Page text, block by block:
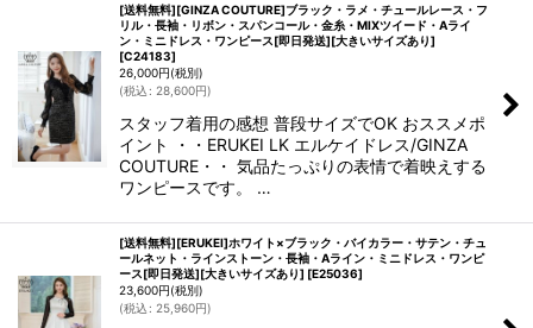
[送料無料][GINZA COUTURE]ブラック・ラメ・チュールレース・フ
リル・長袖・リボン・スパンコール・金糸・MIXツイード・Aライ
ン・ミニドレス・ワンピース[即日発送][大きいサイズあり]
[C24183]
26,000円(税別)
(税込 : 28,600円)
スタッフ着用の感想 普段サイズでOK おススメポ
イント ・・ERUKEI LK エルケイドレス/GINZA
COUTURE・・ 気品たっぷりの表情で着映えする
ワンピースです。 …
[送料無料][ERUKEI]ホワイト×ブラック・バイカラー・サテン・チュ
ールネット・ラインストーン・長袖・Aライン・ミニドレス・ワンピ
ース[即日発送][大きいサイズあり] [E25036]
23,600円(税別)
(税込 : 25,960円)